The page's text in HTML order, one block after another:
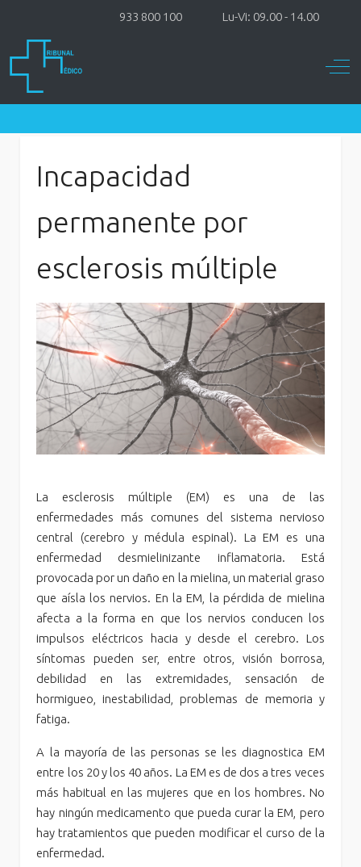
933 800 100 Lu-Vi: 09.00 - 14.00
Off-
Incapacidad
permanente por
esclerosis múltiple
La esclerosis múltiple (EM) es una de las
enfermedades más comunes del sistema nervioso
central (cerebro y médula espinal). La EM es una
enfermedad desmielinizante inflamatoria. Está
provocada por un daño en la mielina, un material graso
que aísla los nervios. En la EM, la pérdida de mielina
afecta a la forma en que los nervios conducen los
impulsos eléctricos hacia y desde el cerebro. Los
síntomas pueden ser, entre otros, visión borrosa,
debilidad en las extremidades, sensación de
hormigueo, inestabilidad, problemas de memoria y
fatiga.
A la mayoría de las personas se les diagnostica EM
entre los 20 y los 40 años. La EM es de dos a tres veces
más habitual en las mujeres que en los hombres. No
hay ningún medicamento que pueda curar la EM, pero
hay tratamientos que pueden modificar el curso de la
enfermedad.